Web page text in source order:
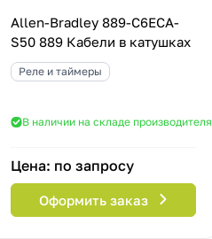
Allen-Bradley 889-C6ECA-
S50 889 Кабели в катушках
Реле и таймеры
В наличии на складе производителя
Цена: по запросу
Оформить заказ